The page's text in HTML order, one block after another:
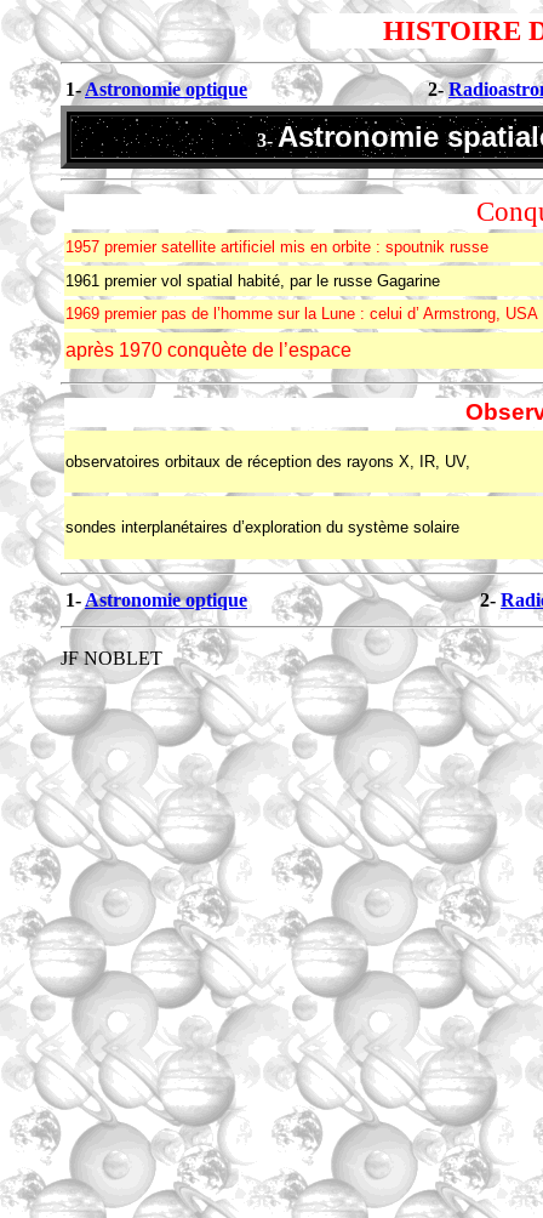
HISTOIRE
1-Astronomie optique 2-
3-Astronomie
1957 premier satellite artificiel mis en orbite : spoutnik russe
1961 premier vol spatial habité, par le russe Gagarine
1969 premier pas de l’homme sur la Lune : celui d’ Armstrong, USA
après 1970 conquète de l’espace
observatoires orbitaux de réception des rayons X, IR, UV,
sondes interplanétaires d’exploration du système solaire
1- Astronomie optique 2-
JF NOBLET